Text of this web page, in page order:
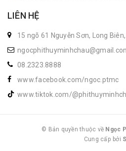
LIÊN HỆ
15 ngõ 61 Nguyễn Sơn, Long
08.2323.8888
www.facebook.com/ngoc.ptmc
www.tiktok.com/
© Bản quyền thuộc về Ngọc
|
Cung cấp bởi